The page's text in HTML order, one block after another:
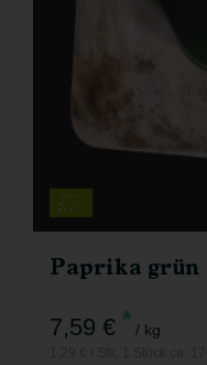
Paprika grün
7,59 € * / kg